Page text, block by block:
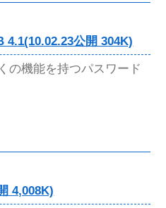
公開 304K)
の機能を持つパスワード
4,008K)